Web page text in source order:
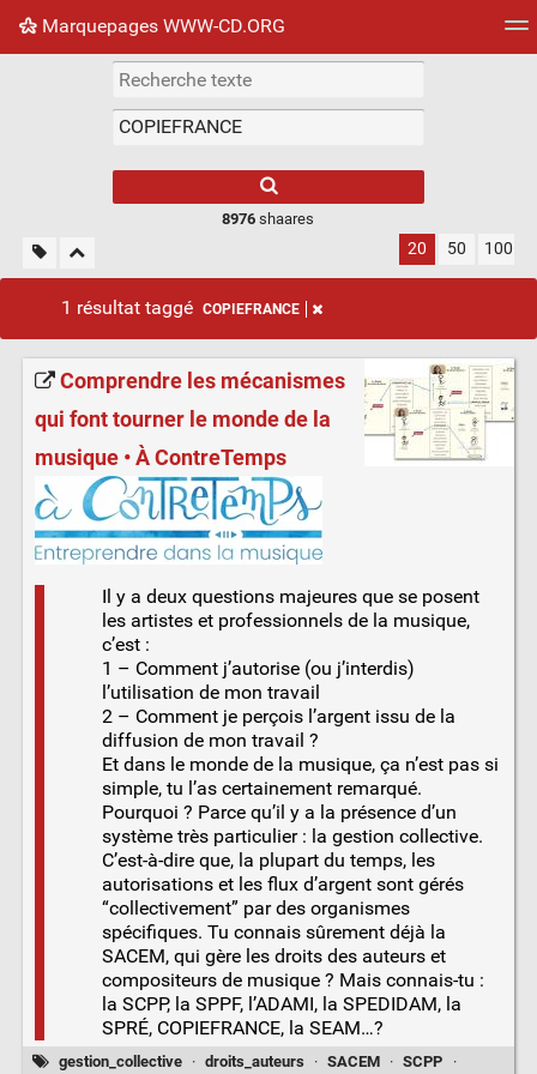
Marquepages WWW-CD.ORG
Nuage de tags Mur d'images
8976 shaares
20 50 100
1 résultat taggé COPIEFRANCE
Comprendre les mécanismes
qui font tourner le monde de la
musique • À ContreTemps
Il y a deux questions majeures que se posent
les artistes et professionnels de la musique,
c’est :
1 – Comment j’autorise (ou j’interdis)
l’utilisation de mon travail
2 – Comment je perçois l’argent issu de la
diffusion de mon travail ?
Et dans le monde de la musique, ça n’est pas si
simple, tu l’as certainement remarqué.
Pourquoi ? Parce qu’il y a la présence d’un
système très particulier : la gestion collective.
C’est-à-dire que, la plupart du temps, les
autorisations et les flux d’argent sont gérés
“collectivement” par des organismes
spécifiques. Tu connais sûrement déjà la
SACEM, qui gère les droits des auteurs et
compositeurs de musique ? Mais connais-tu :
la SCPP, la SPPF, l’ADAMI, la SPEDIDAM, la
SPRÉ, COPIEFRANCE, la SEAM…?
gestion_collective · droits_auteurs · SACEM · SCPP ·